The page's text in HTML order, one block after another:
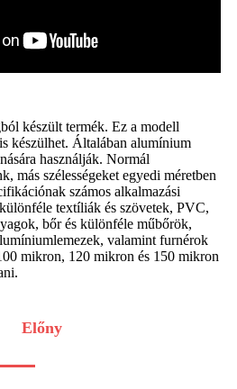
készült termék. Ez a modell
készülhet. Általában alumínium
használják. Normál
más szélességeket egyedi méretben
számos alkalmazási
textíliák és szövetek, PVC,
bőr és különféle műbőrök,
valamint furnérok
mikron, 120 mikron és 150 mikron
Előny